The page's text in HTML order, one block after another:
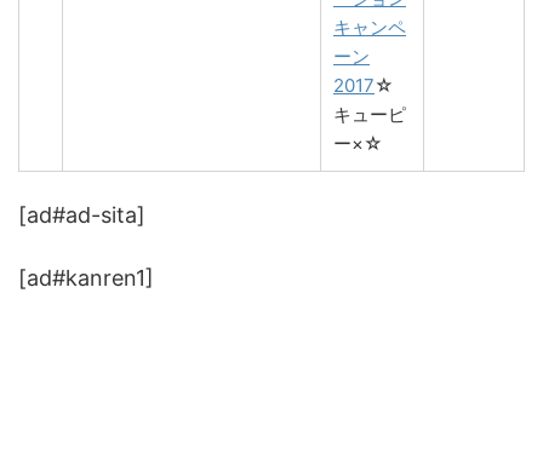
キャンペ
ーン
2017☆
キューピ
ー×☆
[ad#ad-sita]
[ad#kanren1]